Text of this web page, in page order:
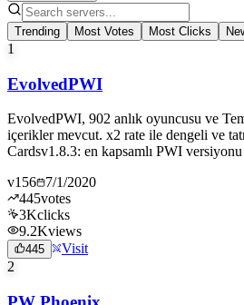
Trending Most Votes Most Clicks
1
EvolvedPWI
EvolvedPWI, 902 anlık oyuncusu ve
içerikler mevcut. x2 rate ile dengeli ve
Cardsv1.8.3: en kapsamlı PWI versiyonu
v156
7/1/2020
445votes
3Kclicks
9.2Kviews
445
Visit
2